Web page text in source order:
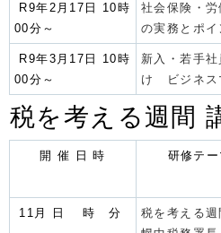
R9年2月17日 10時
00分～
社会保険・労
の実務とポイ
R9年3月17日 10時
00分～
新入・若手社
け ビジネス
税を考える週間
開 催 日 時 研修テー
11月 日 時 分
税を考える